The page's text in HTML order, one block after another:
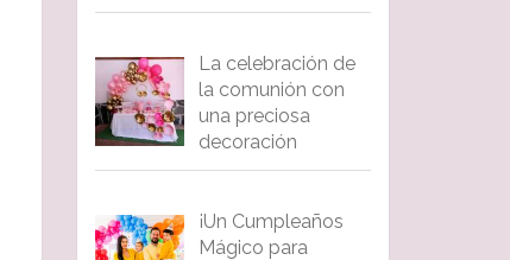
La celebración de
la comunión con
una preciosa
decoración
¡Un Cumpleaños
Mágico para